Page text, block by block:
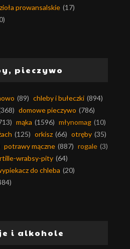
zioła prowansalskie (17)
pieczywo
(89) chleby i bułeczki (894)
domowe pieczywo (786)
mąka (1596) młynomag (10)
(125) orkisz (66) otręby (35)
potrawy mączne (887) rogale (3)
wrabsy-pity (64)
do chleba (20)
i alkohole